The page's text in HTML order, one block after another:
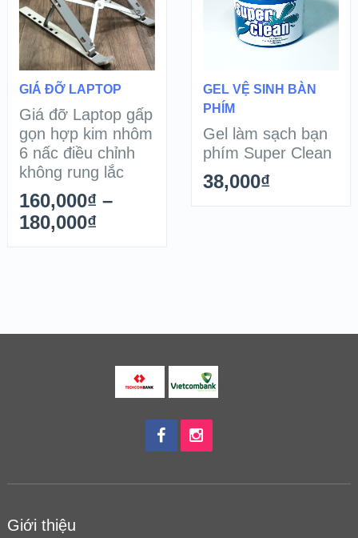
XEM CHI TIẾT
SELECT OPTIONS
GIÁ ĐỠ LAPTOP
Giá đỡ Laptop gấp
gọn hợp kim nhôm
6 nấc điều chỉnh
không rung lắc
160,000₫ –
180,000₫
XEM CHI TIẾT
GEL VỆ SINH BÀN
PHÍM
Gel làm sạch bạn
phím Super Clean
38,000₫
Giới thiệu